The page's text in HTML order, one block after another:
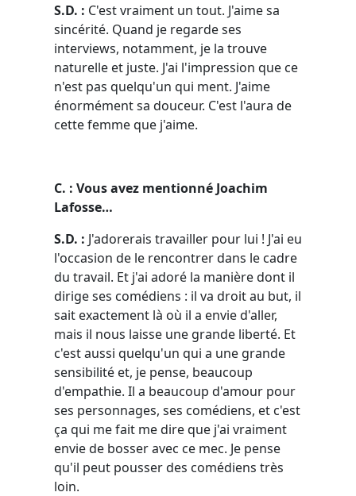
S.D. : C'est vraiment un tout. J'aime sa
sincérité. Quand je regarde ses
interviews, notamment, je la trouve
naturelle et juste. J'ai l'impression que ce
n'est pas quelqu'un qui ment. J'aime
énormément sa douceur. C'est l'aura de
cette femme que j'aime.
C. : Vous avez mentionné Joachim
Lafosse…
S.D. : J'adorerais travailler pour lui ! J'ai eu
l'occasion de le rencontrer dans le cadre
du travail. Et j'ai adoré la manière dont il
dirige ses comédiens : il va droit au but, il
sait exactement là où il a envie d'aller,
mais il nous laisse une grande liberté. Et
c'est aussi quelqu'un qui a une grande
sensibilité et, je pense, beaucoup
d'empathie. Il a beaucoup d'amour pour
ses personnages, ses comédiens, et c'est
ça qui me fait me dire que j'ai vraiment
envie de bosser avec ce mec. Je pense
qu'il peut pousser des comédiens très
loin.